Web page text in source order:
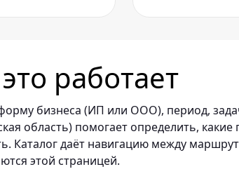
работает
бизнеса (ИП или ООО), период,
область) помогает определить,
Каталог даёт навигацию между
этой страницей.